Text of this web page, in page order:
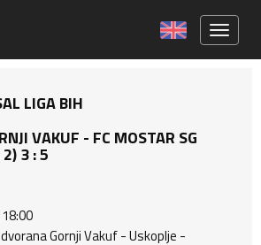
LIGA BIH
VAKUF - FC MOSTAR SG
3 : 5
Gornji Vakuf - Uskoplje -